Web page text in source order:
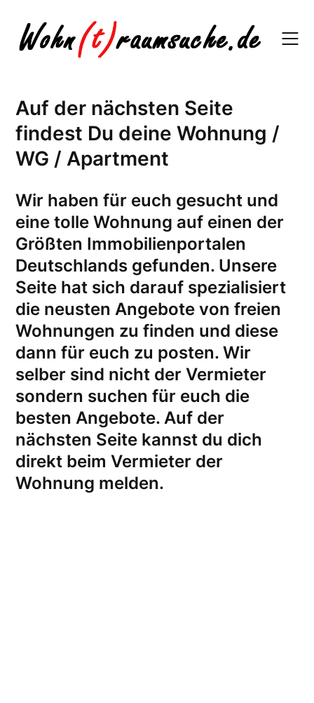
content
Auf der nächsten Seite
findest Du deine Wohnung /
WG / Apartment
Wir haben für euch gesucht und
eine tolle Wohnung auf einen der
Größten Immobilienportalen
Deutschlands gefunden. Unsere
Seite hat sich darauf spezialisiert
die neusten Angebote von freien
Wohnungen zu finden und diese
dann für euch zu posten. Wir
selber sind nicht der Vermieter
sondern suchen für euch die
besten Angebote. Auf der
nächsten Seite kannst du dich
direkt beim Vermieter der
Wohnung melden.